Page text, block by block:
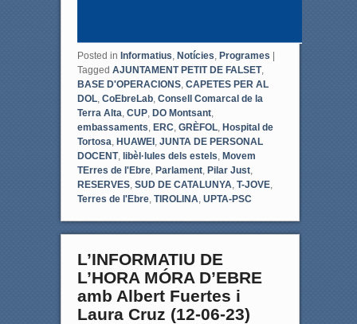
Posted in Informatius, Notícies, Programes
Tagged AJUNTAMENT PETIT DE FALSET,
BASE D'OPERACIONS, CAPETES PER AL
DOL, CoEbreLab, Consell Comarcal de la
Terra Alta, CUP, DO Montsant,
embassaments, ERC, GRÈFOL, Hospital de
Tortosa, HUAWEI , JUNTA DE PERSONAL
DOCENT, libèl·lules dels estels, Movem
TErres de l'Ebre, Parlament, Pilar Just,
RESERVES, SUD DE CATALUNYA, T-JOVE,
Terres de l'Ebre, TIROLINA, UPTA-PSC
L’INFORMATIU DE
L’HORA MÓRA D’EBRE
amb Albert Fuertes i
Laura Cruz (12-06-23)